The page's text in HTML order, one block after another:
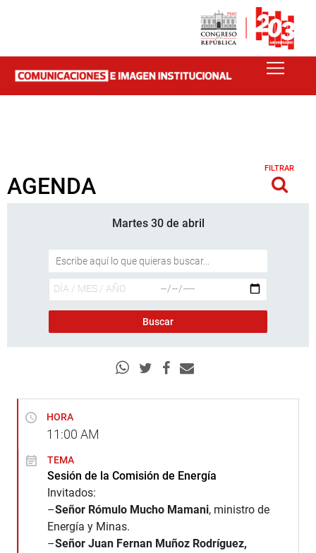
AGENDA
FILTRAR
Martes 30 de abril
HORA
11:00 AM
TEMA
Sesión de la Comisión de Energía
Invitados:
–Señor Rómulo Mucho Mamani, ministro de
Energía y Minas.
–Señor Juan Fernan Muñoz Rodríguez,